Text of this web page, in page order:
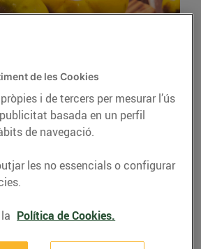
SALUDABLES
i
dolces
de les Cookies
i de tercers per mesurar l’ús
basada en un perfil
de navegació.
les no essencials o configurar
Política de Cookies.